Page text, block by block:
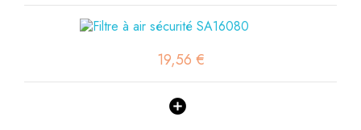
19,56 €